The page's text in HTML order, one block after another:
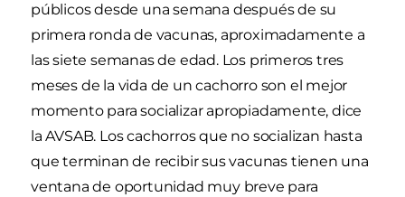
públicos desde una semana después de su
primera ronda de vacunas, aproximadamente a
las siete semanas de edad. Los primeros tres
meses de la vida de un cachorro son el mejor
momento para socializar apropiadamente, dice
la AVSAB. Los cachorros que no socializan hasta
que terminan de recibir sus vacunas tienen una
ventana de oportunidad muy breve para